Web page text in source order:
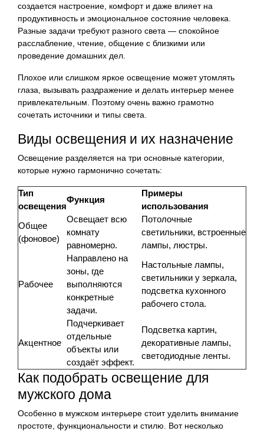
создается настроение, комфорт и даже влияет на
продуктивность и эмоциональное состояние человека.
Разные задачи требуют разного света — спокойное
расслабление, чтение, общение с близкими или
проведение домашних дел.
Плохое или слишком яркое освещение может утомлять
глаза, вызывать раздражение и делать интерьер менее
привлекательным. Поэтому очень важно грамотно
сочетать источники и типы света.
Виды освещения и их назначение
Освещение разделяется на три основные категории,
которые нужно гармонично сочетать:
Тип
освещения
Функция
Примеры
использования
Общее
(фоновое)
Освещает всю
комнату
равномерно.
Потолочные
светильники, встроенные
лампы, люстры.
Рабочее
Направлено на
зоны, где
выполняются
конкретные
задачи.
Настольные лампы,
светильники у зеркала,
подсветка кухонного
рабочего стола.
Акцентное
Подчеркивает
отдельные
объекты или
создаёт эффект.
Подсветка картин,
декоративные лампы,
светодиодные ленты.
Как подобрать освещение для
мужского дома
Особенно в мужском интерьере стоит уделить внимание
простоте, функциональности и стилю. Вот несколько